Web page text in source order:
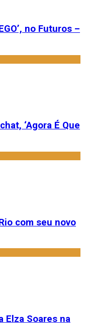
no Futuros –
‘Agora É Que
com seu novo
Elza Soares na